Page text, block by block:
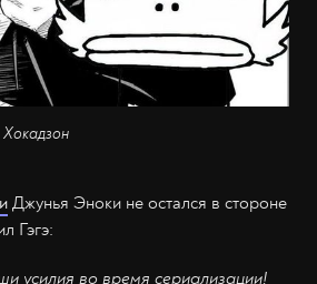
Хокадзон
Джунья Эноки не остался в стороне
Гэгэ:
усилия во время сериализации!